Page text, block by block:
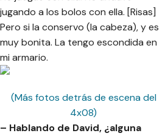
jugando a los bolos con ella. [Risas]
Pero si la conservo (la cabeza), y es
muy bonita. La tengo escondida en
mi armario.
(Más fotos detrás de escena del
4x08)
– Hablando de David, ¿alguna